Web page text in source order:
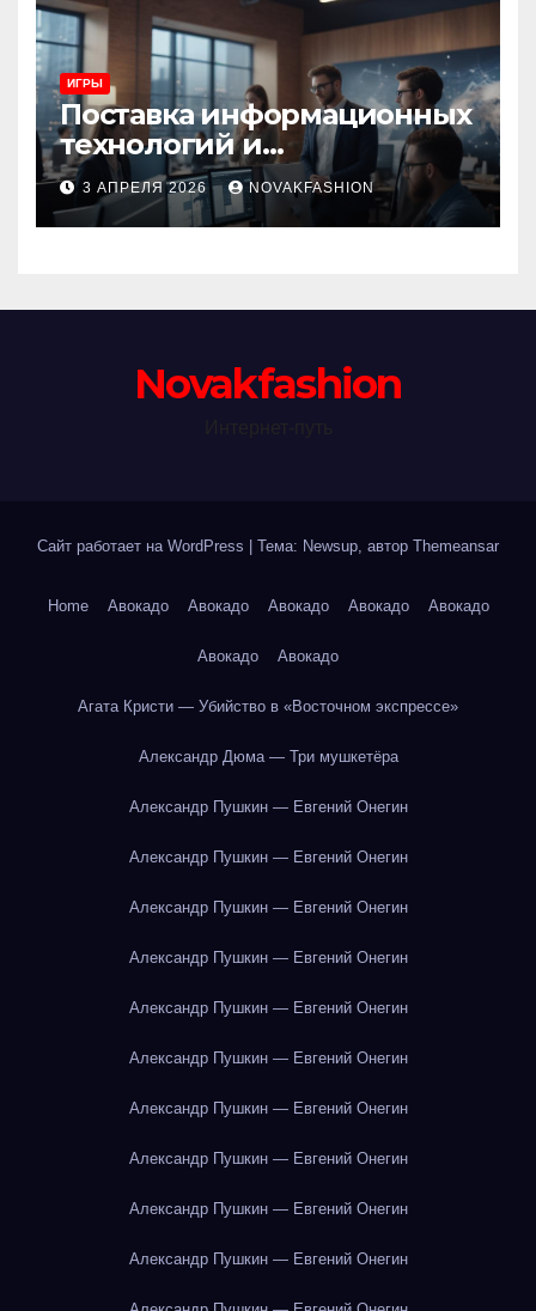
ИГРЫ
Поставка информационных
технологий и
инновационные решения
3 АПРЕЛЯ 2026 NOVAKFASHION
Novakfashion
Сайт работает на WordPress Тема: Newsup, автор Themeansar
Home Авокадо Авокадо Авокадо Авокадо Авокадо
Авокадо Авокадо
Агата Кристи — Убийство в «Восточном экспрессе»
Александр Дюма — Три мушкетёра
Александр Пушкин — Евгений Онегин
Александр Пушкин — Евгений Онегин
Александр Пушкин — Евгений Онегин
Александр Пушкин — Евгений Онегин
Александр Пушкин — Евгений Онегин
Александр Пушкин — Евгений Онегин
Александр Пушкин — Евгений Онегин
Александр Пушкин — Евгений Онегин
Александр Пушкин — Евгений Онегин
Александр Пушкин — Евгений Онегин